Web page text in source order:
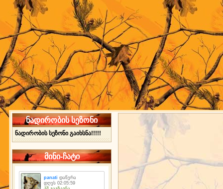
ნადირობის სეზონი
ნადირობის სეზონი გაიხსნა!!!!!
მინი-ჩატი